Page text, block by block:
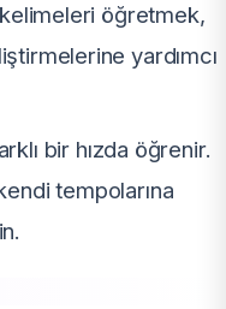
kelimeleri öğretmek,
yardımcı
bir hızda öğrenir.
tempolarına